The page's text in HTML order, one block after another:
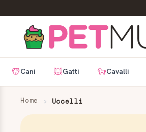
Cani Gatti Cavalli
Home Uccelli